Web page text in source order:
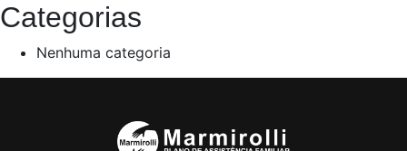
Categorias
Nenhuma categoria